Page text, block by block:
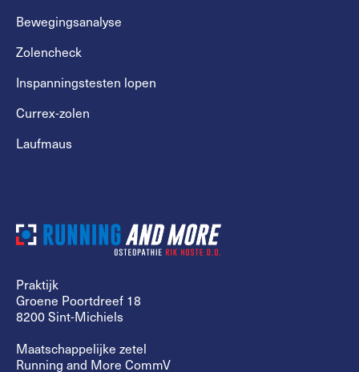
Bewegingsanalyse
Zolencheck
Inspanningstesten lopen
Currex-zolen
Laufmaus
Praktijk
Groene Poortdreef 18
8200 Sint-Michiels
Maatschappelijke zetel
Running and More CommV